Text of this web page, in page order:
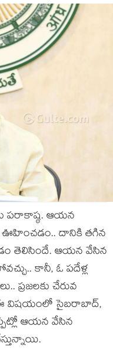
పరాకాష్ఠ‌. ఆయ‌న
ఊహించ‌డం.. దానికి త‌గిన
తెలిసిందే. ఆయ‌న వేసిన
కానీ, ఓ ప‌దేళ్ల
ప్ర‌జ‌లకు చేరువ
విష‌యంలో సైబరాబాద్‌,
ఆయ‌న వేసిన